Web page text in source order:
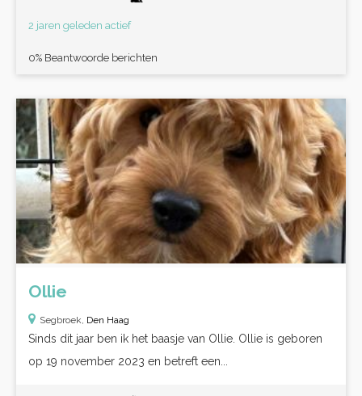
2 jaren geleden actief
0% Beantwoorde berichten
Ollie
Segbroek, Den Haag
Sinds dit jaar ben ik het baasje van Ollie. Ollie is geboren
op 19 november 2023 en betreft een...